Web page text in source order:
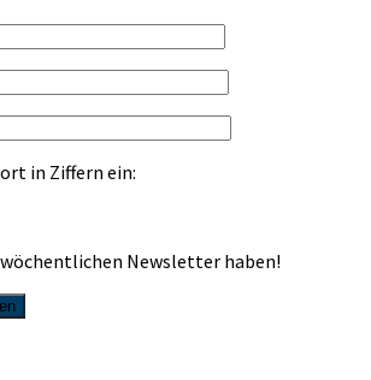
in Ziffern ein:
Newsletter haben!